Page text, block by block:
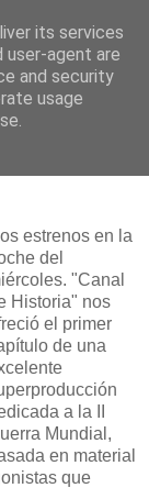
BATRACIO
estrenos en la
del
"Canal
Historia" nos
el primer
de una
a la II
Mundial,
en material
que
its services
user-agent are
and security
usage